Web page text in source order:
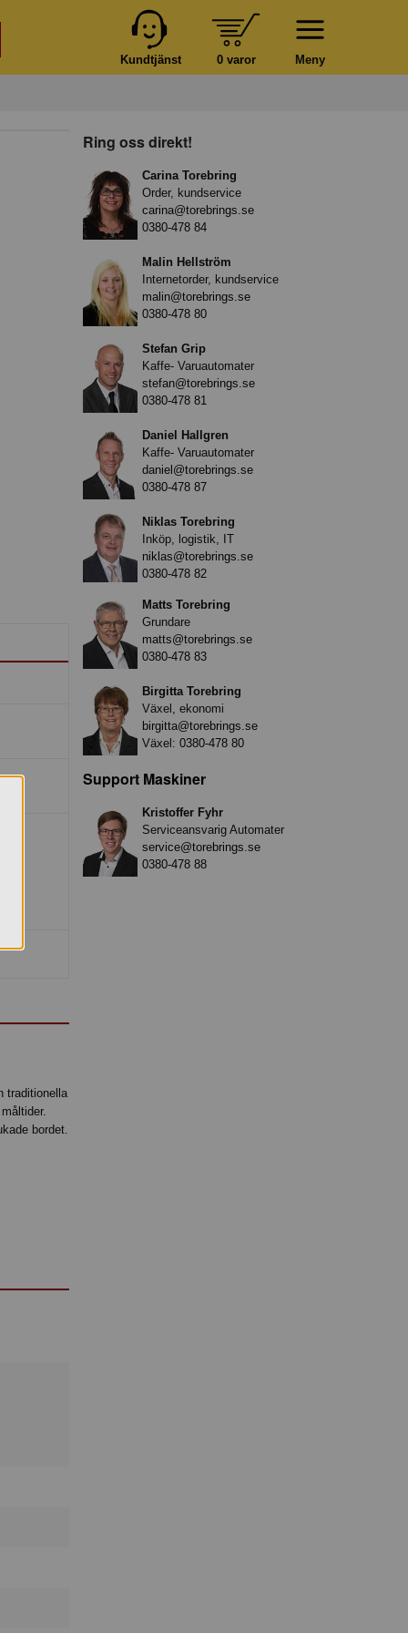
Meny
0 varor
Kundtjänst
traditionella
bordet.
Ring oss direkt!
Carina Torebring
Order, kundservice
carina@torebrings.se
0380-478 84
Malin Hellström
Internetorder, kundservice
malin@torebrings.se
0380-478 80
Stefan Grip
Kaffe- Varuautomater
stefan@torebrings.se
0380-478 81
Daniel Hallgren
Kaffe- Varuautomater
daniel@torebrings.se
0380-478 87
Niklas Torebring
Inköp, logistik, IT
niklas@torebrings.se
0380-478 82
Matts Torebring
Grundare
matts@torebrings.se
0380-478 83
Birgitta Torebring
Växel, ekonomi
birgitta@torebrings.se
Växel: 0380-478 80
Support Maskiner
Kristoffer Fyhr
Serviceansvarig Automater
service@torebrings.se
0380-478 88